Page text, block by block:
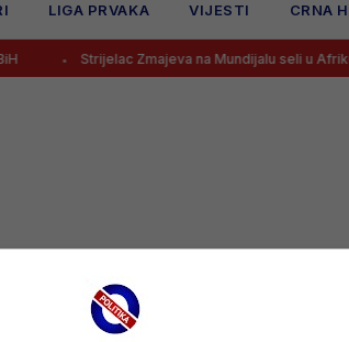
LIGA PRVAKA VIJESTI CRNA
Strijelac Zmajeva na Mundijalu seli u Afriku?